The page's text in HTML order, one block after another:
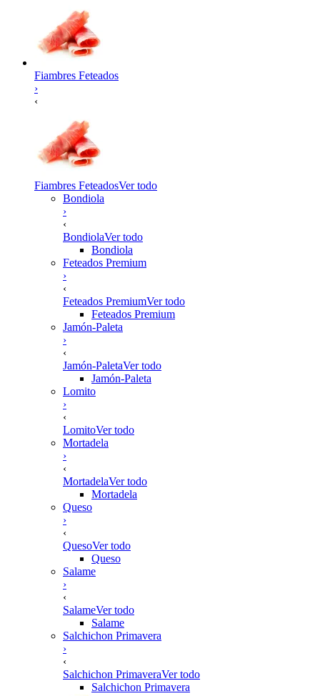
Fiambres Feteados
›
‹
Fiambres FeteadosVer todo
Bondiola
›
‹
BondiolaVer todo
Bondiola
Feteados Premium
›
‹
Feteados PremiumVer todo
Feteados Premium
Jamón-Paleta
›
‹
Jamón-PaletaVer todo
Jamón-Paleta
Lomito
›
‹
LomitoVer todo
Mortadela
›
‹
MortadelaVer todo
Mortadela
Queso
›
‹
QuesoVer todo
Queso
Salame
›
‹
SalameVer todo
Salame
Salchichon Primavera
›
‹
Salchichon PrimaveraVer todo
Salchichon Primavera